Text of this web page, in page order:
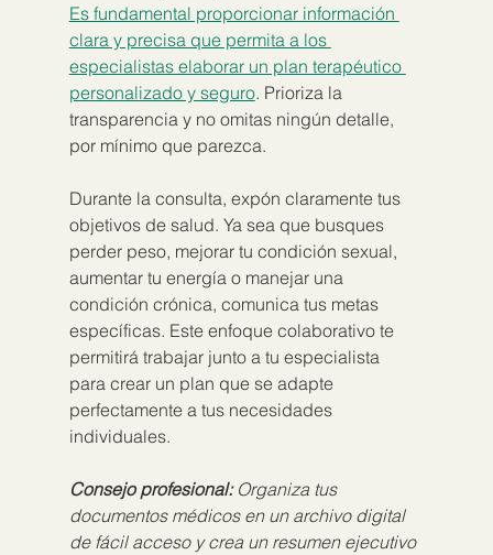
Es fundamental proporcionar información
clara y precisa que permita a los
especialistas elaborar un plan terapéutico
personalizado y seguro. Prioriza la
transparencia y no omitas ningún detalle,
por mínimo que parezca.
Durante la consulta, expón claramente tus
objetivos de salud. Ya sea que busques
perder peso, mejorar tu condición sexual,
aumentar tu energía o manejar una
condición crónica, comunica tus metas
específicas. Este enfoque colaborativo te
permitirá trabajar junto a tu especialista
para crear un plan que se adapte
perfectamente a tus necesidades
individuales.
Consejo profesional: Organiza tus
documentos médicos en un archivo digital
de fácil acceso y crea un resumen ejecutivo